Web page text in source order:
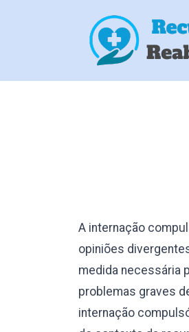
A internação
opiniões
medida necessária
problemas graves
internação